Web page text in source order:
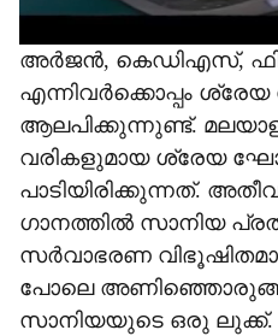
അർജൻ, കെഡിഎസ്,
എന്നിവർക്കൊപ്പം
ആലപിക്കുന്നുണ്ട്.
വരികളുമായ ശ്രേയ
പാടിയിരിക്കുന്നത്.
ഗാനത്തിൽ സാനിയ
സർവാഭരണ
പോലെ
സാനിയയുടെ ഒരു